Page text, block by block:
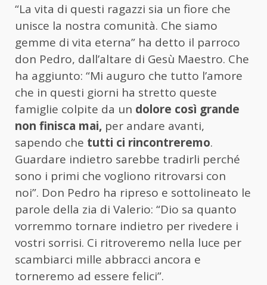
“La vita di questi ragazzi sia un fiore che
unisce la nostra comunità. Che siamo
gemme di vita eterna” ha detto il parroco
don Pedro, dall’altare di Gesù Maestro. Che
ha aggiunto: “Mi auguro che tutto l’amore
che in questi giorni ha stretto queste
famiglie colpite da un dolore così grande
non finisca mai, per andare avanti,
sapendo che tutti ci rincontreremo.
Guardare indietro sarebbe tradirli perché
sono i primi che vogliono ritrovarsi con
noi”. Don Pedro ha ripreso e sottolineato le
parole della zia di Valerio: “Dio sa quanto
vorremmo tornare indietro per rivedere i
vostri sorrisi. Ci ritroveremo nella luce per
scambiarci mille abbracci ancora e
torneremo ad essere felici”.